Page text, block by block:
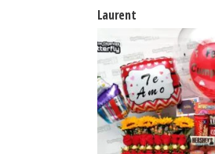
Laurent